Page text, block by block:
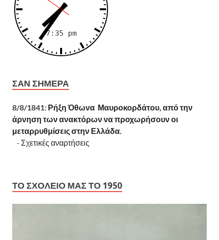
ΣΑΝ ΣΉΜΕΡΑ
8/8/1841: Ρήξη Όθωνα  Μαυροκορδάτου, από την
άρνηση των ανακτόρων να προχωρήσουν οι
μεταρρυθμίσεις στην Ελλάδα.
- Σχετικές αναρτήσεις
ΤΟ ΣΧΟΛΕΊΟ ΜΑΣ ΤΟ 1950